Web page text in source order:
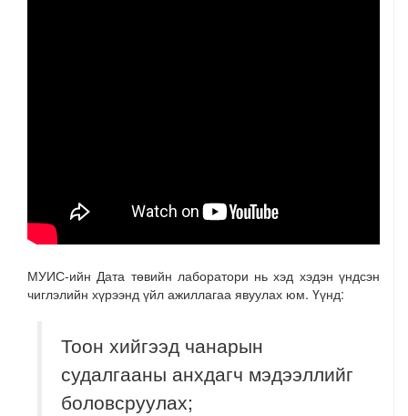
МУИС-ийн Дата төвийн лаборатори нь хэд хэдэн үндсэн
чиглэлийн хүрээнд үйл ажиллагаа явуулах юм. Үүнд:
Тоон хийгээд чанарын
судалгааны анхдагч мэдээллийг
боловсруулах;